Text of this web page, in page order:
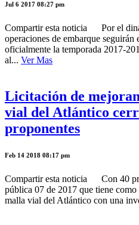
Jul 6 2017 08:27 pm
Compartir esta noticia Por el
operaciones de embarque
oficialmente la temporada 2017-
al... Ver Mas
Licitación de
vial del Atlántico
proponentes
Feb 14 2018 08:17 pm
Compartir esta noticia Con 40
pública 07 de 2017 que tiene
malla vial del Atlántico con una